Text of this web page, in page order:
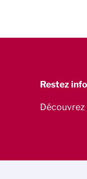
Restez
Découvrez